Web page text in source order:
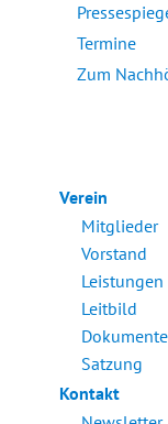
Termine
Zum
Verein
Mitglieder
Vorstand
Leistungen
Leitbild
Satzung
Kontakt